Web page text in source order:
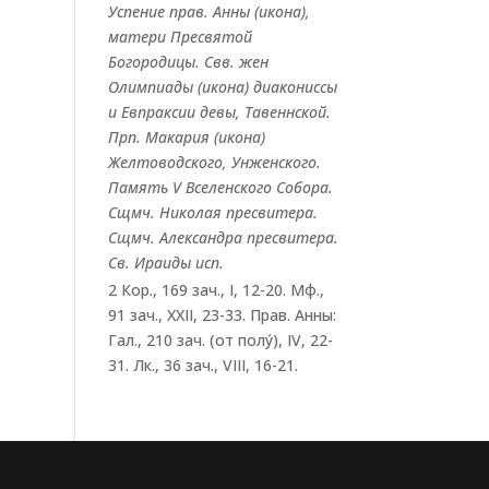
Успение прав.Анны(икона),
матери Пресвятой
Богородицы. Свв. жен
Олимпиады(икона) диакониссы
и Евпраксиидевы, Тавеннской.
Прп. Макария (икона)
Желтоводского, Унженского.
Память V Вселенского Собора.
Сщмч. Николая пресвитера.
Сщмч.Александрапресвитера.
Св. Ираидыисп.
2 Кор., 169 зач., I, 12-20. Мф.,
91 зач., XXII, 23-33. Прав. Анны:
Гал., 210 зач. (от полу́), IV, 22-
31. Лк., 36 зач., VIII, 16-21.